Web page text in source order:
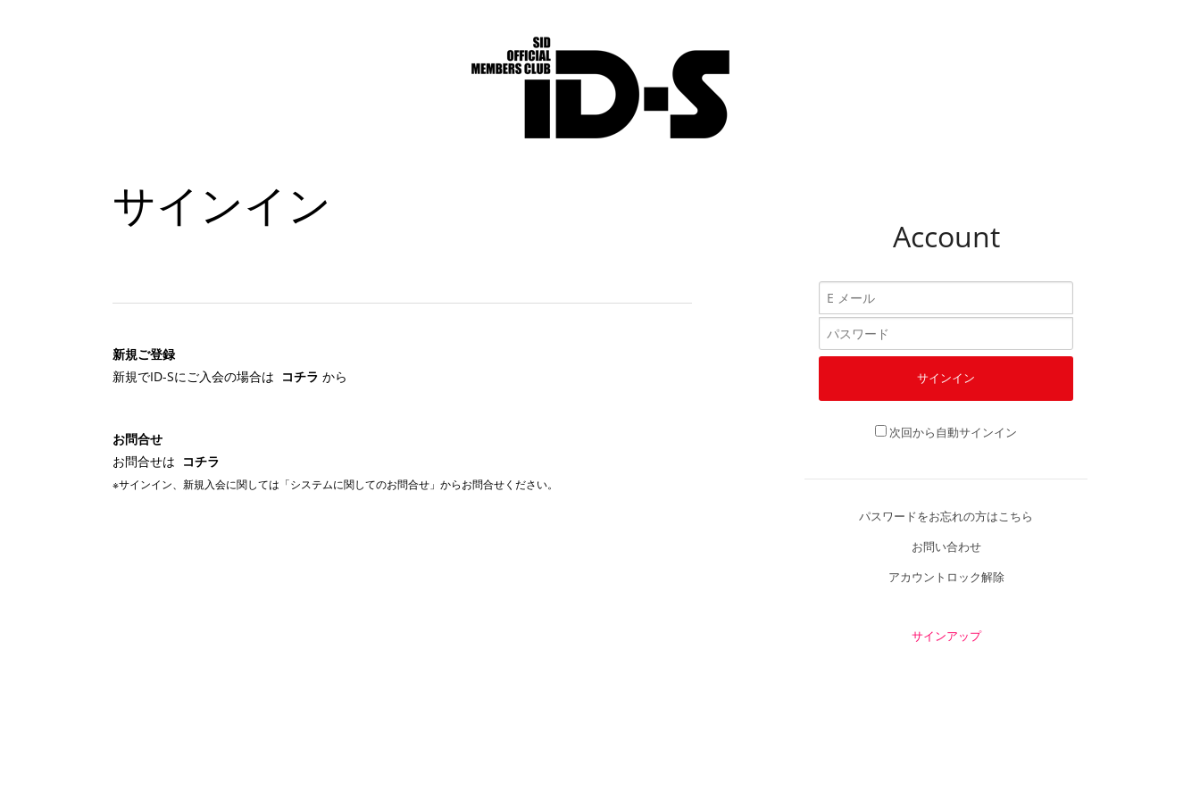
サインイン
新規ご登録
新規でID-Sにご入会の場合は コチラ から
お問合せ
お問合せは コチラ
※サインイン、新規入会に関しては「システムに関してのお問合せ」からお問合せください。
Account
次回から自動サインイン
パスワードをお忘れの方はこちら
お問い合わせ
アカウントロック解除
サインアップ